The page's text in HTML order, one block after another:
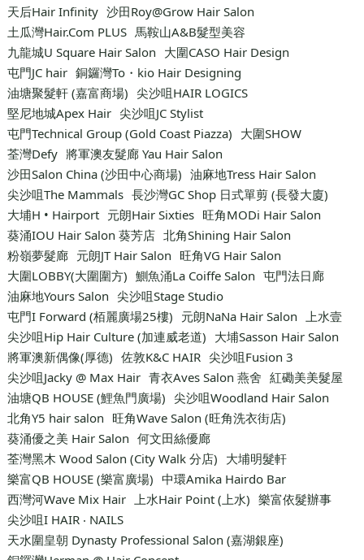
天后Hair Infinity 沙田Roy@Grow Hair Salon
土瓜灣Hair.Com PLUS 馬鞍山A&B髮型美容
九龍城U Square Hair Salon 大圍CASO Hair Design
屯門JC hair 銅鑼灣To・kio Hair Designing
油塘聚髮軒 (嘉富商場) 尖沙咀HAIR LOGICS
堅尼地城Apex Hair 尖沙咀JC Stylist
屯門Technical Group (Gold Coast Piazza) 大圍SHOW
荃灣Defy 將軍澳友髮廊 Yau Hair Salon
沙田Salon China (沙田中心商場) 油麻地Tress Hair Salon
尖沙咀The Mammals 長沙灣GC Shop 日式單剪 (長發大廈)
大埔H • Hairport 元朗Hair Sixties 旺角MODi Hair Salon
葵涌IOU Hair Salon 葵芳店 北角Shining Hair Salon
粉嶺夢髮廊 元朗JT Hair Salon 旺角VG Hair Salon
大圍LOBBY(大圍圍方) 鰂魚涌La Coiffe Salon 屯門法日廊
油麻地Yours Salon 尖沙咀Stage Studio
屯門I Forward (栢麗廣場25樓) 元朗NaNa Hair Salon
上水壹
尖沙咀Hip Hair Culture (加連威老道) 大埔Sasson Hair Salon
將軍澳新偶像(厚德) 佐敦K&C HAIR 尖沙咀Fusion 3
尖沙咀Jacky @ Max Hair 青衣Aves Salon 燕舍 紅磡美美髮屋
油塘QB HOUSE (鯉魚門廣場) 尖沙咀Woodland Hair Salon
北角Y5 hair salon 旺角Wave Salon (旺角洗衣街店)
葵涌優之美 Hair Salon 何文田絲優廊
荃灣黑木 Wood Salon (City Walk 分店) 大埔明髮軒
樂富QB HOUSE (樂富廣場) 中環Amika Hairdo Bar
西灣河Wave Mix Hair
上水Hair Point (上水) 樂富依髮辦事
尖沙咀I HAIR ‧ NAILS
天水圍皇朝 Dynasty Professional Salon (嘉湖銀座)